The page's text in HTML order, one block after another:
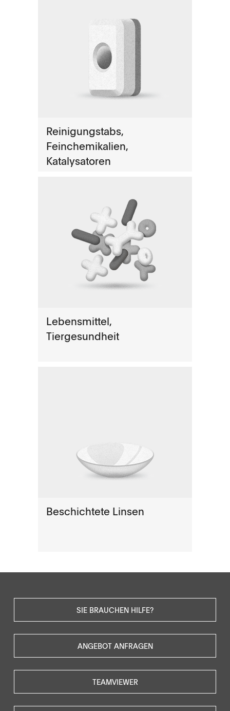
Reinigungstabs,
Feinchemikalien,
Katalysatoren
Lebensmittel,
Tiergesundheit
Beschichtete Linsen
SIE BRAUCHEN HILFE?
ANGEBOT ANFRAGEN
TEAMVIEWER